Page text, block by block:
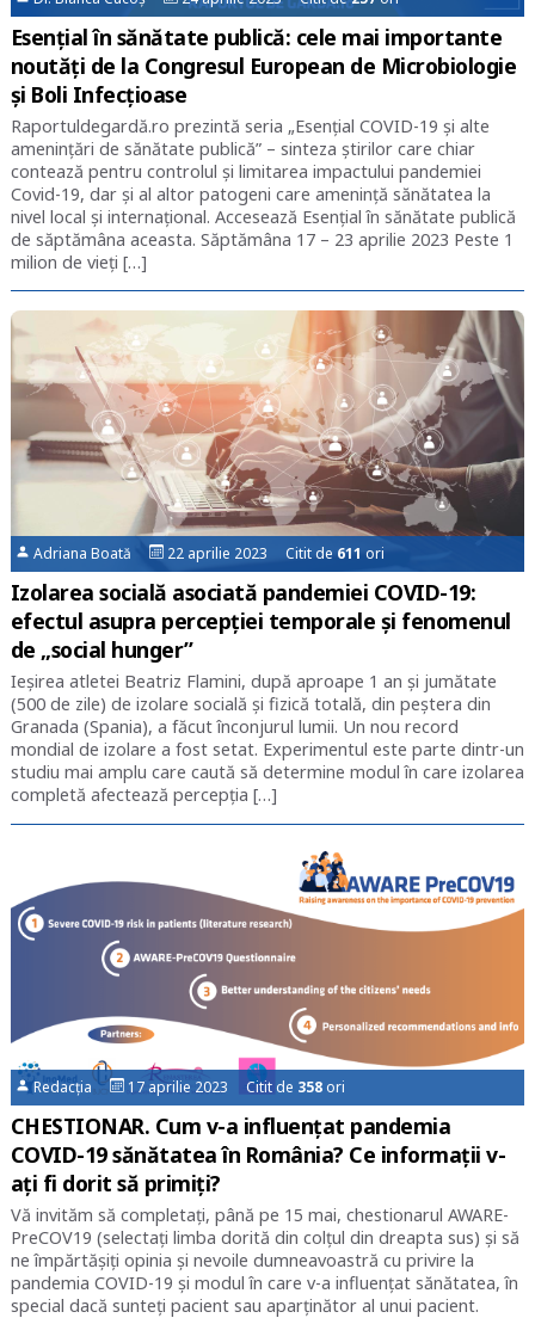
Esențial în sănătate publică: cele mai importante
noutăți de la Congresul European de Microbiologie
și Boli Infecțioase
Raportuldegardă.ro prezintă seria „Esențial COVID-19 și alte
amenințări de sănătate publică” – sinteza știrilor care chiar
contează pentru controlul și limitarea impactului pandemiei
Covid-19, dar și al altor patogeni care amenință sănătatea la
nivel local și internațional. Accesează Esențial în sănătate publică
de săptămâna aceasta. Săptămâna 17 – 23 aprilie 2023 Peste 1
milion de vieți […]
Adriana Boată 22 aprilie 2023 Citit de 611 ori
Izolarea socială asociată pandemiei COVID-19:
efectul asupra percepției temporale și fenomenul
de „social hunger”
Ieșirea atletei Beatriz Flamini, după aproape 1 an și jumătate
(500 de zile) de izolare socială și fizică totală, din peștera din
Granada (Spania), a făcut înconjurul lumii. Un nou record
mondial de izolare a fost setat. Experimentul este parte dintr-un
studiu mai amplu care caută să determine modul în care izolarea
completă afectează percepția […]
Redacția 17 aprilie 2023 Citit de 358 ori
CHESTIONAR. Cum v-a influențat pandemia
COVID-19 sănătatea în România? Ce informații v-
ați fi dorit să primiți?
Vă invităm să completați, până pe 15 mai, chestionarul AWARE-
PreCOV19 (selectați limba dorită din colțul din dreapta sus) și să
ne împărtășiți opinia și nevoile dumneavoastră cu privire la
pandemia COVID-19 și modul în care v-a influențat sănătatea, în
special dacă sunteți pacient sau aparținător al unui pacient.